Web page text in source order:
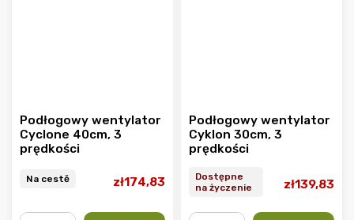
Podłogowy wentylator
Cyclone 40cm, 3
prędkości
Na cestě zł174,83
Podłogowy wentylator
Cyklon 30cm, 3
prędkości
Dostępne
na życzenie
zł139,83